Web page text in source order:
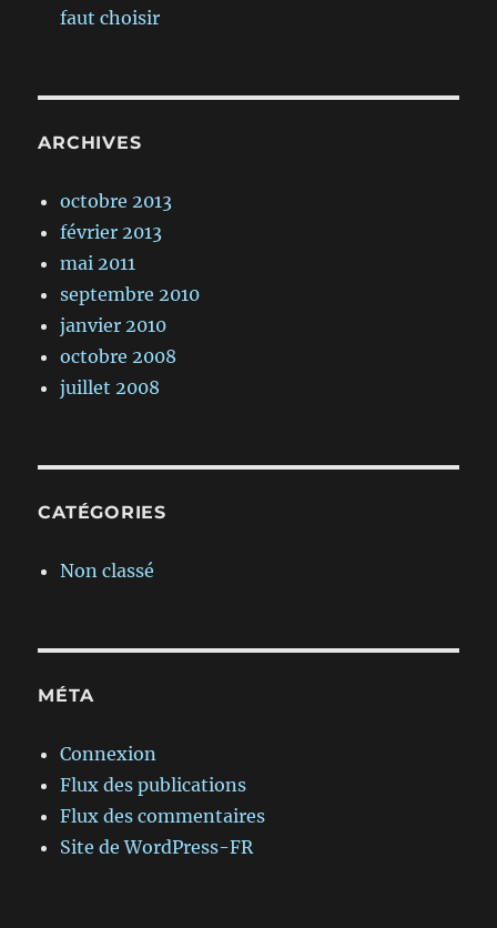
faut choisir
ARCHIVES
octobre 2013
février 2013
mai 2011
septembre 2010
janvier 2010
octobre 2008
juillet 2008
CATÉGORIES
Non classé
MÉTA
Connexion
Flux des publications
Flux des commentaires
Site de WordPress-FR